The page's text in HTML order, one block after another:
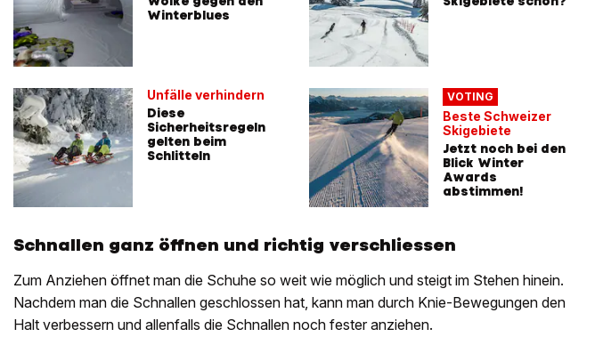
Winterblues
Unfälle verhindern
Diese
Sicherheitsregeln
gelten beim
Schlitteln
VOTING
Beste Schweizer
Skigebiete
Jetzt noch bei den
Blick Winter
Awards
abstimmen!
Schnallen ganz öffnen und richtig verschliessen
Zum Anziehen öffnet man die Schuhe so weit wie möglich und steigt im Stehen hinein.
Nachdem man die Schnallen geschlossen hat, kann man durch Knie-Bewegungen den
Halt verbessern und allenfalls die Schnallen noch fester anziehen.